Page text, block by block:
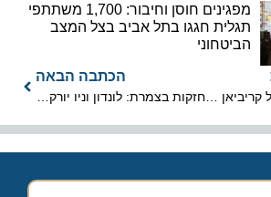
מפגינים חוסן וחיבור: 1,700 משתתפי
תגלית חגגו בתל אביב בצל המצב
הביטחוני
הרווח הנקי של רויאל קריביאן ב-2018: 1.81 מיליארד דולר
הכתבה הבאה
חזקות בצמרת: לונדון וניו יורק מובילות בביקורי אנשי עסקים